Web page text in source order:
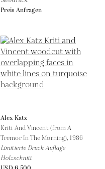
Preis Anfragen
Alex Katz
Kriti And Vincent (from A
Tremor In The Morning),1986
Limitierte Druck Auflage
Holzschnitt